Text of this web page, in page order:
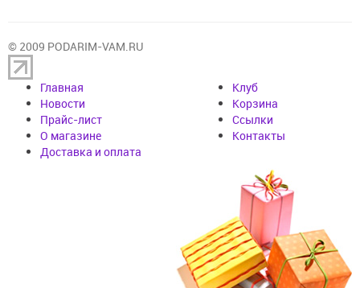
© 2009 PODARIM-VAM.RU
Главная
Новости
Прайс-лист
О магазине
Доставка и оплата
Клуб
Корзина
Cсылки
Контакты